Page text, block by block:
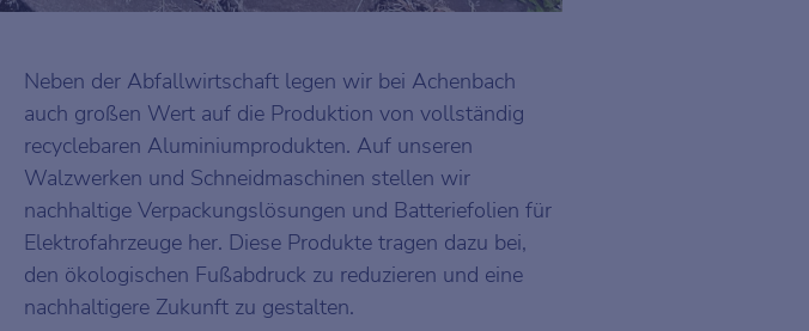
Neben der Abfallwirtschaft legen wir bei Achenbach
auch großen Wert auf die Produktion von vollständig
recyclebaren Aluminiumprodukten. Auf unseren
Walzwerken und Schneidmaschinen stellen wir
nachhaltige Verpackungslösungen und Batteriefolien für
Elektrofahrzeuge her. Diese Produkte tragen dazu bei,
den ökologischen Fußabdruck zu reduzieren und eine
nachhaltigere Zukunft zu gestalten.